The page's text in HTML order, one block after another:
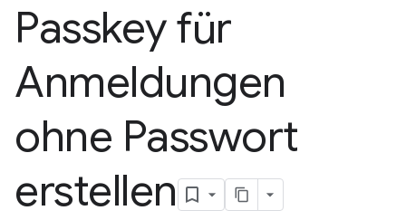
Passkey für
Anmeldungen
ohne Passwort
erstellen